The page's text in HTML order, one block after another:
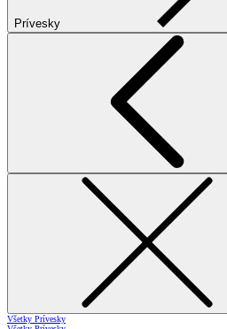
Prívesky
Všetky Prívesky